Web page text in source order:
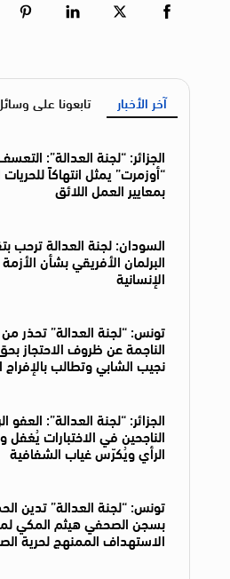
آخر الأخبار تابعونا على
الجزائر: “لجنة العدالة”:
“أوزمرت” يمثل انتهاكاً
بمعايير العمل اللائق
السودان: لجنة العدالة ترحب
البرلمان الأفريقي بشأن الأزمة
الإنسانية
تونس: “لجنة العدالة” تحذر
الناجمة عن ظروف الاحتجاز
نجيب الشابي وتطالب
الجزائر: “لجنة العدالة”:
الناجحين في الاختبارات
الرأي ويُكرّس غياب الشفافية
تونس: “لجنة العدالة” تدين
بسجن الصحفي هيثم المكي
الاستهداف الممنهج لحرية